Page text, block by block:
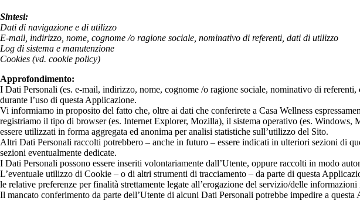
Sintesi:
Dati di navigazione e di utilizzo
E-mail, indirizzo, nome, cognome /o ragione sociale, nominativo di referenti, dati di utilizzo
Log di sistema e manutenzione
Cookies (vd. cookie policy)
Approfondimento:
I Dati Personali (es. e-mail, indirizzo, nome, cognome /o ragione sociale, nominativo di
durante l’uso di questa Applicazione.
Vi informiamo in proposito del fatto che, oltre ai dati che conferirete a Casa Wellness
registriamo il tipo di browser (es. Internet Explorer, Mozilla), il sistema operativo (es. Windows,
essere utilizzati in forma aggregata ed anonima per analisi statistiche sull’utilizzo del Sito.
Altri Dati Personali raccolti potrebbero – anche in futuro – essere indicati in ulteriori sezioni di
sezioni eventualmente dedicate.
I Dati Personali possono essere inseriti volontariamente dall’Utente, oppure raccolti in modo
L’eventuale utilizzo di Cookie – o di altri strumenti di tracciamento – da parte di questa
le relative preferenze per finalità strettamente legate all’erogazione del servizio/delle
Il mancato conferimento da parte dell’Utente di alcuni Dati Personali potrebbe impedire a